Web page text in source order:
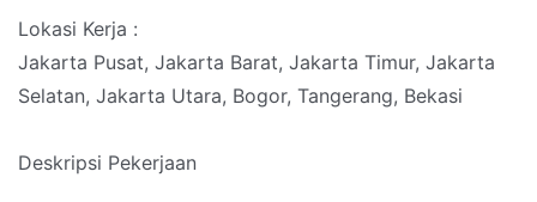
Lokasi Kerja :
Jakarta Pusat, Jakarta Barat, Jakarta Timur, Jakarta
Selatan, Jakarta Utara, Bogor, Tangerang, Bekasi
Deskripsi Pekerjaan